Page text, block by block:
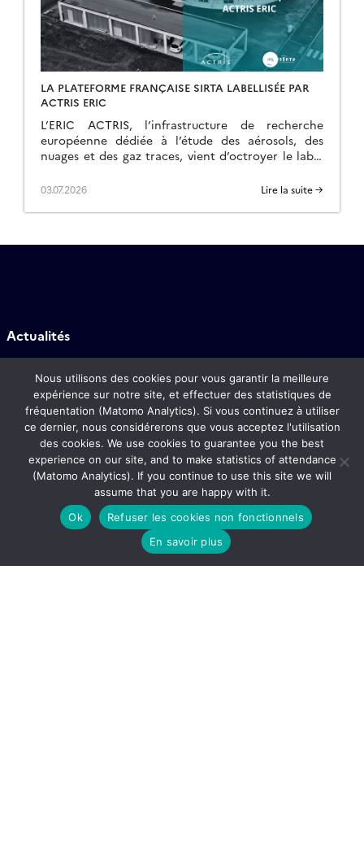
LA PLATEFORME FRANÇAISE SIRTA LABELLISÉE PAR
ACTRIS ERIC
L’ERIC ACTRIS, l’infrastructure de recherche
européenne dédiée à l’étude des aérosols, des
nuages et des gaz traces, vient d’octroyer le label
au site […]
03.07.2026 Lire la suite →
Actualités
Contact
CORE ACTRIS-FR
FAQ
Mentions légales
Follow
Nous utilisons des cookies pour vous garantir la meilleure
expérience sur notre site, et effectuer des statistiques de
fréquentation (Matomo Analytics). Si vous continuez à utiliser
ce dernier, nous considérerons que vous acceptez l'utilisation
des cookies. We use cookies to guarantee you the best
experience on our site, and to make statistics of attendance
(Matomo Analytics). If you continue to use this site we will
assume that you are happy with it.
Ok
Refuser les cookies non fonctionnels
En savoir plus